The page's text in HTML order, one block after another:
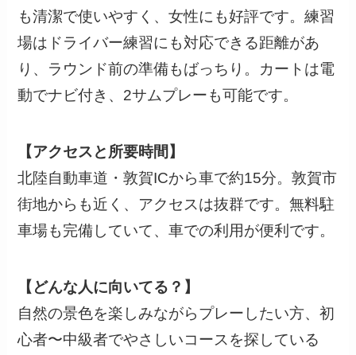
も清潔で使いやすく、女性にも好評です。練習
場はドライバー練習にも対応できる距離があ
り、ラウンド前の準備もばっちり。カートは電
動でナビ付き、2サムプレーも可能です。
【アクセスと所要時間】
北陸自動車道・敦賀ICから車で約15分。敦賀市
街地からも近く、アクセスは抜群です。無料駐
車場も完備していて、車での利用が便利です。
【どんな人に向いてる？】
自然の景色を楽しみながらプレーしたい方、初
心者〜中級者でやさしいコースを探している